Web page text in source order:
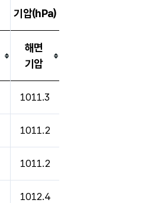
기압(hPa)
해면
기압
1011.3
1011.2
1011.2
1012.4